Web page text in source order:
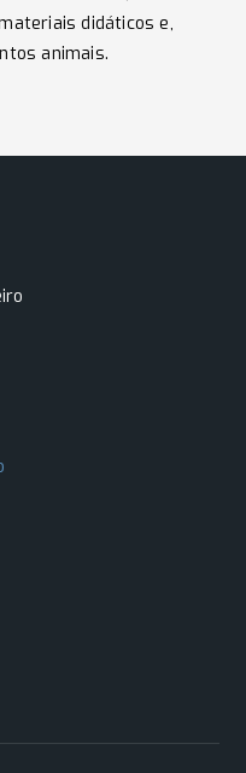
didáticos e,
animais.